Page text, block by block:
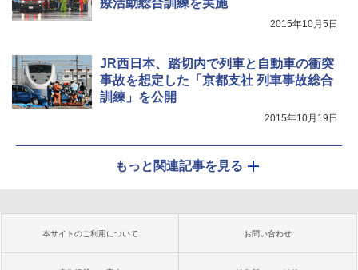
療活動総合訓練を実施
2015年10月5日
JR西日本、踏切内で列車と自動車の衝突
事故を想定した「京都支社 列車事故総合
訓練」を公開
2015年10月19日
もっと関連記事を見る
本サイトのご利用について お問い合わせ